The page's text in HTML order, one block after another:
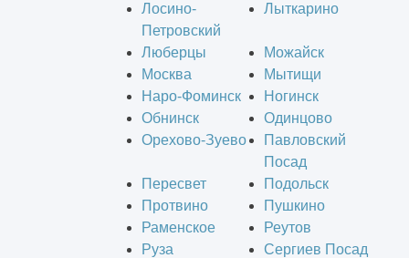
Лосино-
Петровский
Лыткарино
Люберцы
Можайск
Москва
Мытищи
Наро-Фоминск
Ногинск
Обнинск
Одинцово
Орехово-Зуево
Павловский
Посад
Пересвет
Подольск
Протвино
Пушкино
Раменское
Реутов
Руза
Сергиев Посад